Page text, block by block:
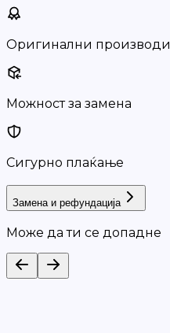
Оригинални производи
Можност за замена
Сигурно плаќање
Замена и рефундација
Може да ти се допадне